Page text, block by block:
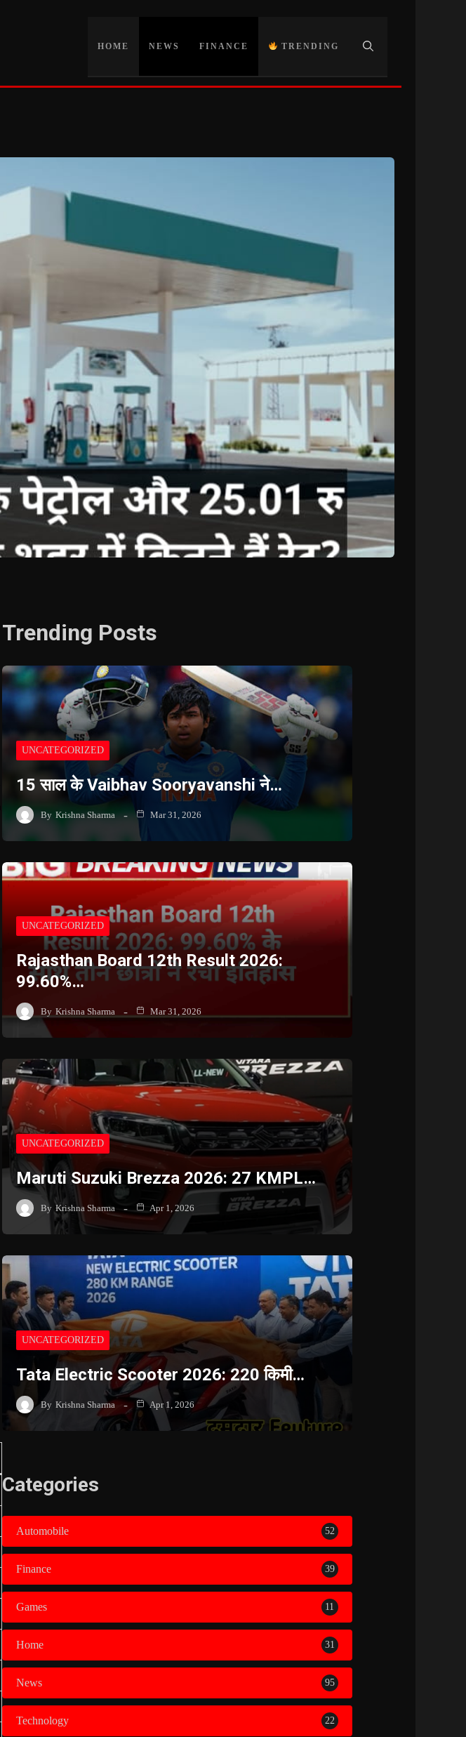
HOME NEWS FINANCE TRENDING
Trending Posts
UNCATEGORIZED
15 साल के Vaibhav Sooryavanshi ने…
By Krishna Sharma Mar 31, 2026
UNCATEGORIZED
Rajasthan Board 12th Result 2026:
99.60%…
By Krishna Sharma Mar 31, 2026
UNCATEGORIZED
Maruti Suzuki Brezza 2026: 27 KMPL…
By Krishna Sharma Apr 1, 2026
UNCATEGORIZED
Tata Electric Scooter 2026: 220 किमी…
By Krishna Sharma Apr 1, 2026
Categories
Automobile 52
Finance 39
Games 11
Home 31
News 95
Technology 22